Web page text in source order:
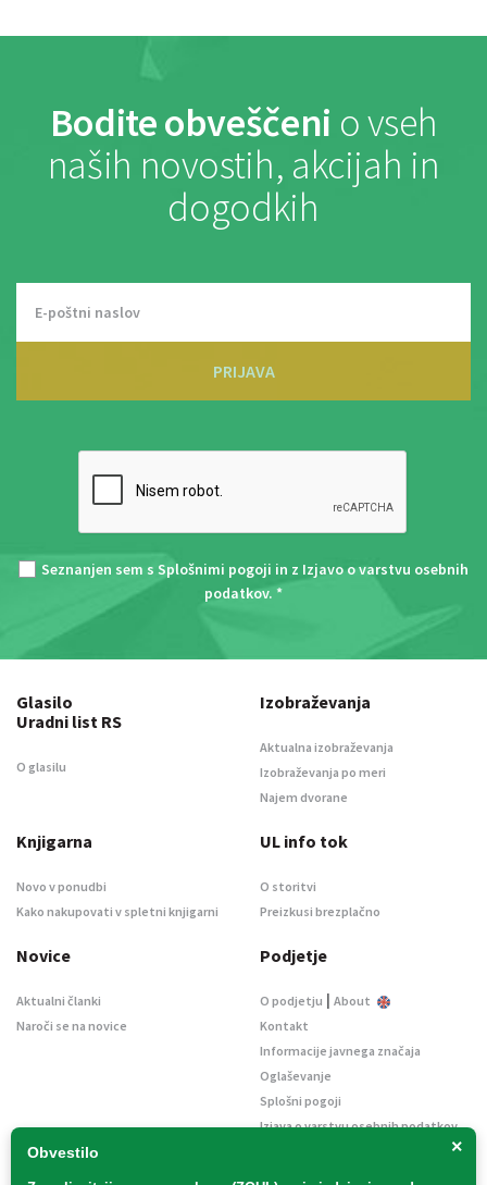
Bodite obveščeni o vseh
naših novostih, akcijah in
dogodkih
PRIJAVA
Seznanjen sem s Splošnimi pogoji in z Izjavo o varstvu osebnih
podatkov. *
×
Obvestilo
Glasilo
Uradni list RS
O glasilu
Izobraževanja
Aktualna izobraževanja
Izobraževanja po meri
Najem dvorane
Knjigarna
Novo v ponudbi
Kako nakupovati v spletni knjigarni
UL info tok
O storitvi
Preizkusi brezplačno
Novice
Aktualni članki
Naroči se na novice
Podjetje
O podjetju | About
Kontakt
Informacije javnega značaja
Oglaševanje
Splošni pogoji
Izjava o varstvu osebnih podatkov